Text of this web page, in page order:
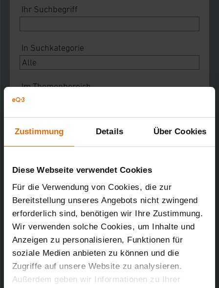
Zustimmung Details Über Cookies
Diese Webseite verwendet Cookies
Für die Verwendung von Cookies, die zur
Bereitstellung unseres Angebots nicht zwingend
erforderlich sind, benötigen wir Ihre Zustimmung.
Wir verwenden solche Cookies, um Inhalte und
Anzeigen zu personalisieren, Funktionen für
soziale Medien anbieten zu können und die
Zugriffe auf unsere Website zu analysieren.
Außerdem geben wir Informationen zu Ihrer
Ihr Suchbegriff
In Suchkategorie
Im Themenbereich
Download
HM-CCU2 Firmware 2.59.7
Kurz-Bez.: HM-Cen-O-TW-x-x-2
Downloads-Art:Firmware
06.07.2021